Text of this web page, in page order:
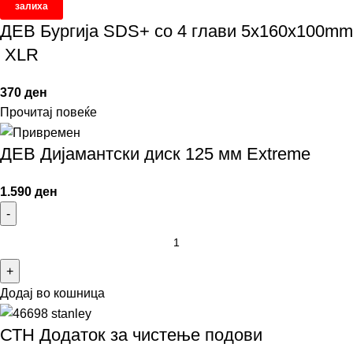
залиха
ДЕВ Бургија SDS+ со 4 глави 5x160x100mm
XLR
370 ден
Прочитај повеќе
ДЕВ Дијамантски диск 125 мм Extreme
1.590 ден
Додај во кошница
СТН Додаток за чистење подови